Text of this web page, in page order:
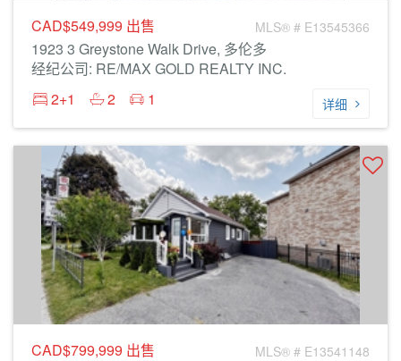
CAD$549,999 出售 MLS® # E13545366
1923 3 Greystone Walk Drive, 多伦多
经纪公司: RE/MAX GOLD REALTY INC.
2+1
2 1 详细
CAD$799,999 出售 MLS® # E13541148